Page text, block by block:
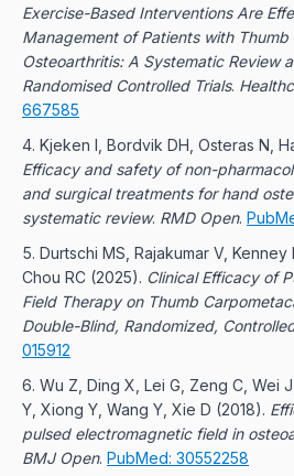
Exercise-Based Interventions Are
Management of Patients with
Osteoarthritis: A Systematic Review
Randomised Controlled Trials.
667585
Kjeken I, Bordvik DH, Osteras N,
Efficacy and safety of non-
and surgical treatments for hand
systematic review. RMD Open.
Durtschi MS, Rajakumar V, Kenney
Chou RC (2025). Clinical Efficacy of
Field Therapy on Thumb
Double-Blind, Randomized,
015912
Wu Z, Ding X, Lei G, Zeng C, Wei
Y, Xiong Y, Wang Y, Xie D (2018).
pulsed electromagnetic field in
BMJ Open. PubMed: 30552258